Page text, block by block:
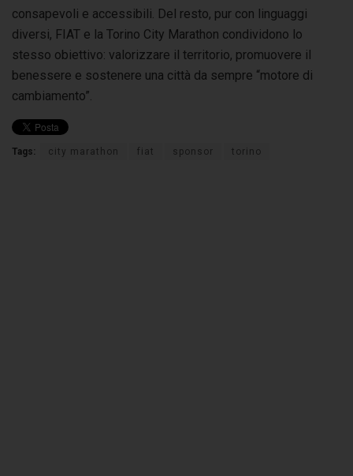
consapevoli e accessibili. Del resto, pur con linguaggi
diversi, FIAT e la Torino City Marathon condividono lo
stesso obiettivo: valorizzare il territorio, promuovere il
benessere e sostenere una città da sempre “motore di
cambiamento”.
Tags: city marathon fiat sponsor torino